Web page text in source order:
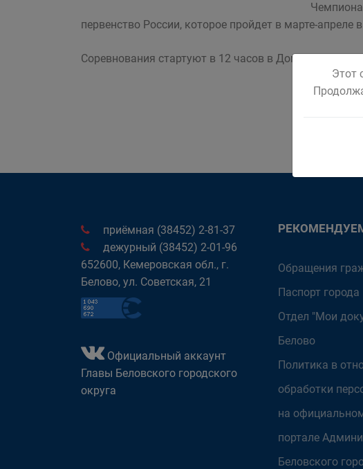
первенство России, которое пройдет в марте-апреле
Соревнования стартуют в 12 часов в Доме спорта.
приёмная (38452) 2-81-37
дежурный (38452) 2-01-96
652600, Кемеровская обл., г.
Белово, ул. Советская, 21
Официальный аккаунт
Главы Беловского городского
округа
Обращения
Паспорт города
Отдел "Мои
Белово
Политика в
обработки
на
портале
Беловского
Этот